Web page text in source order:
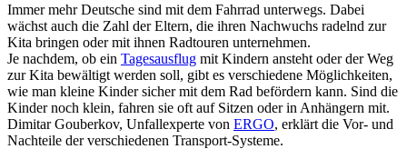
Immer mehr Deutsche sind mit dem Fahrrad unterwegs. Dabei
wächst auch die Zahl der Eltern, die ihren Nachwuchs radelnd zur
Kita bringen oder mit ihnen Radtouren unternehmen.
Je nachdem, ob ein Tagesausflug mit Kindern ansteht oder der Weg
zur Kita bewältigt werden soll, gibt es verschiedene Möglichkeiten,
wie man kleine Kinder sicher mit dem Rad befördern kann. Sind die
Kinder noch klein, fahren sie oft auf Sitzen oder in Anhängern mit.
Dimitar Gouberkov, Unfallexperte von ERGO, erklärt die Vor- und
Nachteile der verschiedenen Transport-Systeme.